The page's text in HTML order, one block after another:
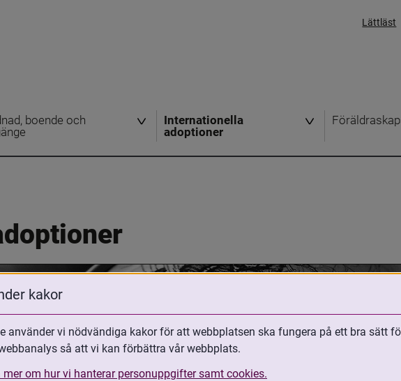
Lättläst
boende och
Internationella
adoptioner
kakor
använder vi nödvändiga kakor för att webbplatsen ska fungera på ett bra sätt
så att vi kan förbättra vår webbplats.
mer om hur vi hanterar personuppgifter samt cookies.